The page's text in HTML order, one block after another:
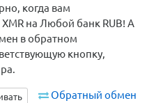
когда вам
на Любой банк RUB! А
в обратном
кнопку,
Обратный обмен